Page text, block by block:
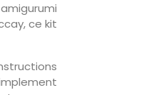
ce kit